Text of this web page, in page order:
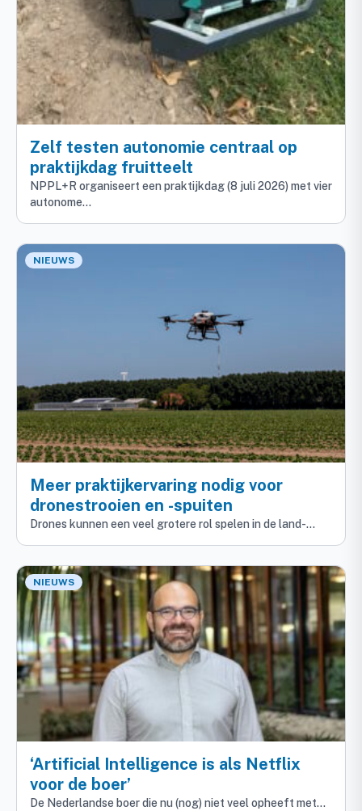
Zelf testen autonomie centraal op
praktijkdag fruitteelt
NPPL+R organiseert een praktijkdag (8 juli 2026) met vier
autonome…
NIEUWS
Meer praktijkervaring nodig voor
dronestrooien en -spuiten
Drones kunnen een veel grotere rol spelen in de land-…
NIEUWS
‘Artificial Intelligence is als Netflix
voor de boer’
De Nederlandse boer die nu (nog) niet veel opheeft met…